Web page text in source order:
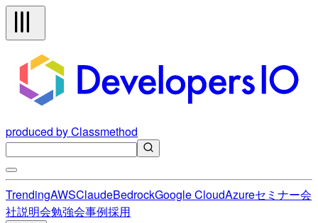
produced by Classmethod
TrendingAWSClaudeBedrockGoogle CloudAzureセミナー会
社説明会勉強会事例採用